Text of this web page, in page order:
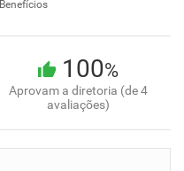
Benefícios
100%
Aprovam a diretoria (de 4
avaliações)